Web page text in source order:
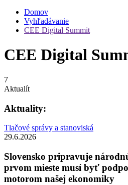
Domov
Vyhľadávanie
CEE Digital Summit
CEE Digital
7
Aktualít
Aktuality:
Tlačové správy a stanoviská
29.6.2026
Slovensko pripravuje
prvom mieste musí byť
motorom našej ekonomiky